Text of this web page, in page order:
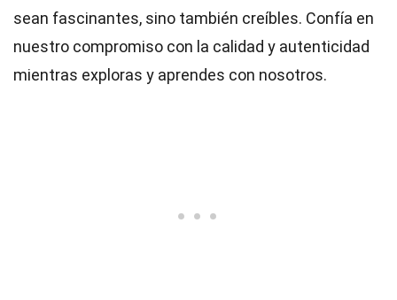
sean fascinantes, sino también creíbles. Confía en
nuestro compromiso con la calidad y autenticidad
mientras exploras y aprendes con nosotros.